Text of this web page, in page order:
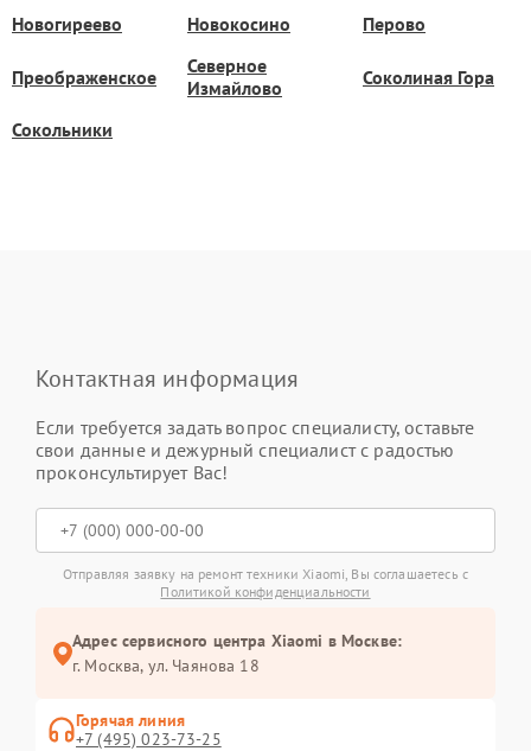
Новогиреево Новокосино Перово
Преображенское
Северное
Измайлово
Соколиная Гора
Сокольники
Контактная информация
Если требуется задать вопрос специалисту, оставьте
свои данные и дежурный специалист с радостью
проконсультирует Вас!
Отправляя заявку на ремонт техники Xiaomi, Вы соглашаетесь с
Политикой конфиденциальности
Адрес сервисного центра Xiaomi в Москве:
г. Москва, ул. Чаянова 18
Горячая линия
+7 (495) 023-73-25